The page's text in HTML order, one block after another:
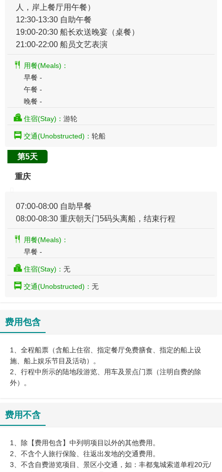
人，岸上餐厅用午餐）
12:30-13:30 自助午餐
19:00-20:30 船长欢送晚宴（桌餐）
21:00-22:00 船员文艺表演
用餐(Meals)：
早餐 -
午餐 -
晚餐 -
住宿(Stay)： 游轮
交通(Unobstructed)： 轮船
第5天
重庆
07:00-08:00 自助早餐
08:00-08:30 重庆朝天门5码头离船，结束行程
用餐(Meals)：
早餐 -
住宿(Stay)： 无
交通(Unobstructed)： 无
费用包含
1、全程船票（含船上住宿、指定餐厅免费膳食、指定的船上设
施、船上娱乐节目及活动）。
2、行程中所示的陆地段游览、用车及景点门票（注明自费的除
外）。
费用不含
1、除【费用包含】中列明项目以外的其他费用。
2、不含个人旅行保险、往返出发地的交通费用。
3、不含自费游览项目、景区小交通，如：丰都鬼城索道单程20元/